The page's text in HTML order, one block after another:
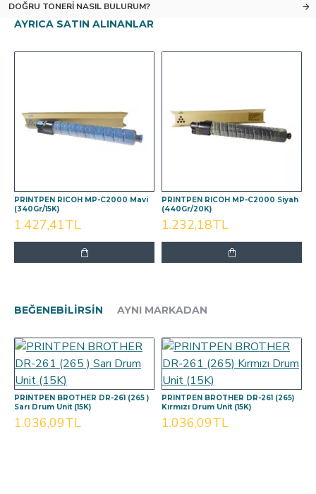
DOĞRU TONERI NASIL BULURUM?
AYRICA SATIN ALINANLAR
PRINTPEN RICOH MP-C2000 Mavi
(340Gr/15K)
1.427,41TL
PRINTPEN RICOH MP-C2000 Siyah
(440Gr/20K)
1.232,18TL
BEĞENEBILIRSIN AYNI MARKADAN
PRINTPEN BROTHER DR-261 (265 )
Sarı Drum Unit (15K)
1.036,09TL
PRINTPEN BROTHER DR-261 (265)
Kırmızı Drum Unit (15K)
1.036,09TL